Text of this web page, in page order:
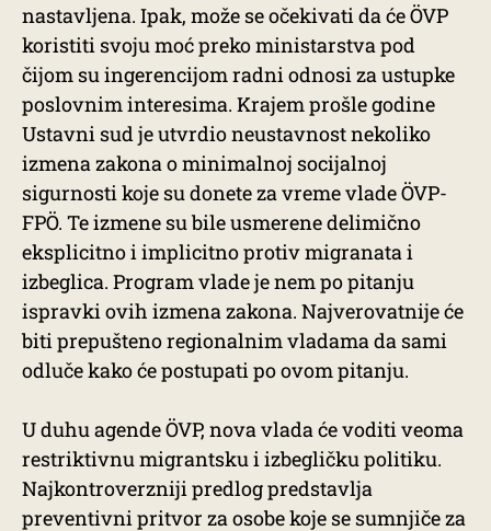
nastavljena. Ipak, može se očekivati da će ÖVP
koristiti svoju moć preko ministarstva pod
čijom su ingerencijom radni odnosi za ustupke
poslovnim interesima. Krajem prošle godine
Ustavni sud je utvrdio neustavnost nekoliko
izmena zakona o minimalnoj socijalnoj
sigurnosti koje su donete za vreme vlade ÖVP-
FPÖ. Te izmene su bile usmerene delimično
eksplicitno i implicitno protiv migranata i
izbeglica. Program vlade je nem po pitanju
ispravki ovih izmena zakona. Najverovatnije će
biti prepušteno regionalnim vladama da sami
odluče kako će postupati po ovom pitanju.
U duhu agende ÖVP, nova vlada će voditi veoma
restriktivnu migrantsku i izbegličku politiku.
Najkontroverzniji predlog predstavlja
preventivni pritvor za osobe koje se sumnjiče za